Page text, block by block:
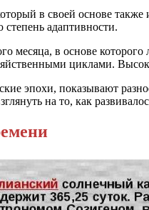
в своей основе
адаптивности.
месяца, в основе
циклами.
эпохи, показывают
на то, как